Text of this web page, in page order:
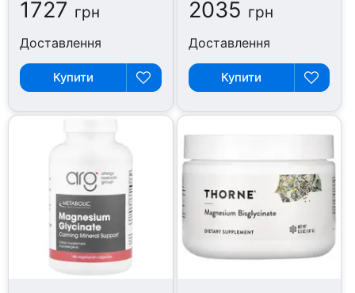
1727 грн
Доставлення
Купити
2035 грн
Доставлення
Купити